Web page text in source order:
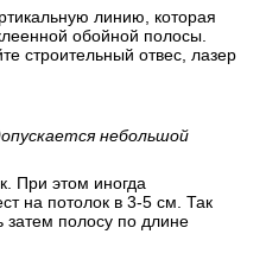
линию, которая
обойной полосы.
строительный отвес, лазер
небольшой
При этом иногда
на потолок в 3-5 см. Так
затем полосу по длине